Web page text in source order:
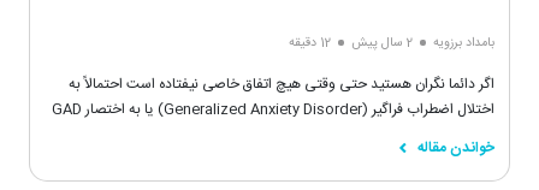
بامداد برزویه 2 سال پیش 12 دقیقه
اگر دائما نگران هستید حتی وقتی هیچ اتفاق خاصی نیفتاده است احتمالاً به
اختلال اضطراب فراگیر (Generalized Anxiety Disorder) یا به اختصار GAD
مبتلا شده‌اید.
خواندن مقاله